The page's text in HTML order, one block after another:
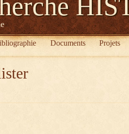
Documents Projets